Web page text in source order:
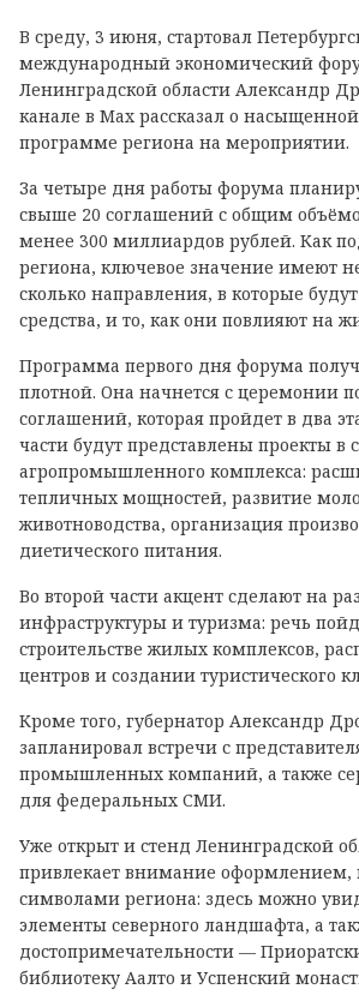
В среду, 3 июня, стартовал
международный экономический
Ленинградской области Александр
канале в Max рассказал о
программе региона на мероприятии.
За четыре дня работы форума
свыше 20 соглашений с общим
менее 300 миллиардов рублей. Как
региона, ключевое значение имеют
сколько направления, в которые
средства, и то, как они повлияют на
Программа первого дня форума
плотной. Она начнется с церемонии
соглашений, которая пройдет в два
части будут представлены проекты в
агропромышленного комплекса:
тепличных мощностей, развитие
животноводства, организация
диетического питания.
Во второй части акцент сделают на
инфраструктуры и туризма: речь
строительстве жилых комплексов,
центров и создании туристического
Кроме того, губернатор Александр
запланировал встречи с
промышленных компаний, а также
для федеральных СМИ.
Уже открыт и стенд Ленинградской
привлекает внимание
символами региона: здесь можно
элементы северного ландшафта, а
достопримечательности —
библиотеку Аалто и Успенский